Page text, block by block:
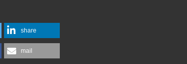
share
mail